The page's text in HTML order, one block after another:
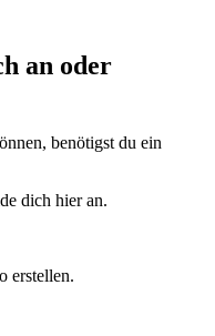
an oder
benötigst du ein
dich hier an.
erstellen.